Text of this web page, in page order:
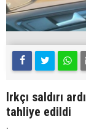
Irkçı saldırı
tahliye edildi
.